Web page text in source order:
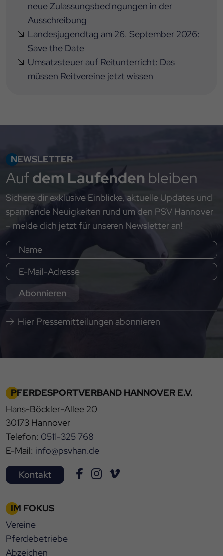
neue Zulassungsbedingungen in der
Ausschreibung
Landesjugendtag am 26. September 2026:
Save the Date
Umsatzsteuer auf Reitunterricht: Das
müssen Reitvereine jetzt wissen
NEWSLETTER
Aufdem Laufenden bleiben
Sichere dir exklusive Einblicke, aktuelle Updates und
spannende Neuigkeiten rund um den PSV Hannover
– melde dich jetzt für unseren Newsletter an!
Abonnieren
Hier Pressemitteilungen abonnieren
PFERDESPORTVERBAND HANNOVER E.V.
Hans-Böckler-Allee 20
30173 Hannover
Telefon: 0511-325 768
E-Mail: info@psvhan.de
Kontakt
IM FOKUS
Vereine
Pferdebetriebe
Abzeichen